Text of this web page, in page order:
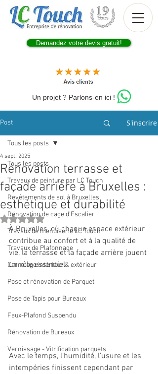
Demandez votre devis gratuit!
Un projet ? Parlons-en ici !
Post S'inscrire
Tous les posts
Travaux de peinture par LC Touch
Revêtements de sol à Bruxelles
Rénovation de cage d'Escalier
Travaux de menuiserie LC Touch
Travaux de Plafonnage
Carrelage intérieur & extérieur
Pose et rénovation de Parquet
Pose de Tapis pour Bureaux
Faux-Plafond Suspendu
Rénovation de Bureaux
Vernissage - Vitrification parquets
Tous les posts
Rénovation terrasse et
façade arrière à Bruxelles :
esthétique et durabilité
4 sept. 2025
Noté NaN étoiles sur 5.
À Bruxelles, où chaque espace extérieur
contribue au confort et à la qualité de
vie, la terrasse et la façade arrière jouent
un rôle essentiel.
Avec le temps, l’humidité, l’usure et les
intempéries finissent cependant par